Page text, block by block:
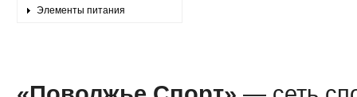
Элементы питания